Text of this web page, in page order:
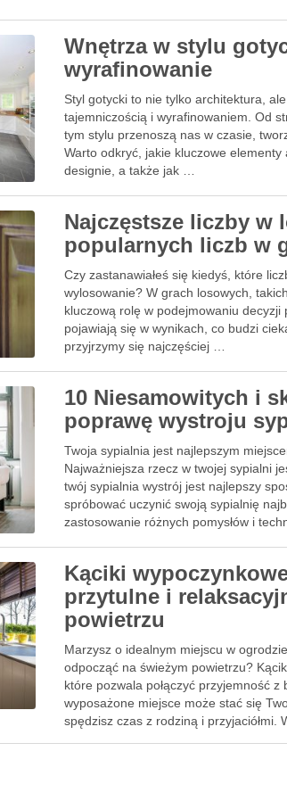
Wnętrza w stylu
wyrafinowanie
Styl gotycki to nie tylko architektura,
tajemniczością i wyrafinowaniem. Od
tym stylu przenoszą nas w czasie,
Warto odkryć, jakie kluczowe
designie, a także jak …
Najczęstsze liczby w
popularnych liczb w
Czy zastanawiałeś się kiedyś, które
wylosowanie? W grach losowych,
kluczową rolę w podejmowaniu
pojawiają się w wynikach, co budzi
przyjrzymy się najczęściej …
10 Niesamowitych i
poprawę wystroju
Twoja sypialnia jest najlepszym
Najważniejsza rzecz w twojej sypialni
twój sypialnia wystrój jest najlepszy
spróbować uczynić swoją sypialnię
zastosowanie różnych pomysłów i
Kąciki
przytulne i
powietrzu
Marzysz o idealnym miejscu w
odpocząć na świeżym powietrzu?
które pozwala połączyć przyjemność
wyposażone miejsce może stać się
spędzisz czas z rodziną i przyjaciółmi.